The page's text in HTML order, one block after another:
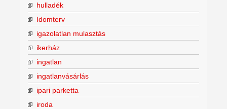
hulladék
Idomterv
igazolatlan mulasztás
ikerház
ingatlan
ingatlanvásárlás
ipari parketta
iroda